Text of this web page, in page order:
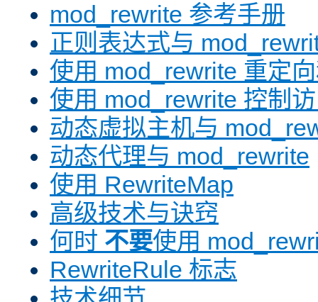
mod_rewrite 参考手册
正则表达式与
使用 mod_rewrite 重定
使用 mod_rewrite 控制
动态虚拟主机与
动态代理与 mod_rewrite
使用 RewriteMap
高级技术与诀窍
何时 不要使用
RewriteRule 标志